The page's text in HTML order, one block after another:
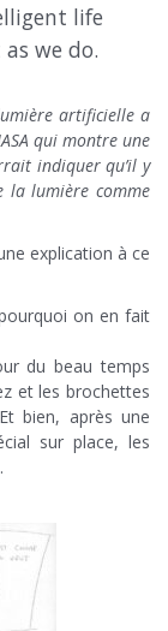
life
we do.
artificielle a
qui montre une
indiquer qu’il y
la lumière comme
explication à ce
on en fait
du beau temps
et les brochettes
bien, après une
sur place, les